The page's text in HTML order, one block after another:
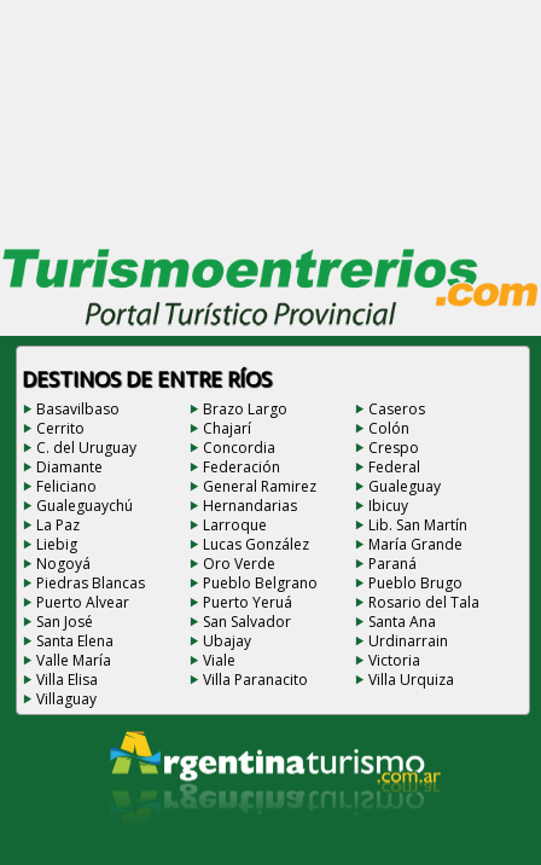
DESTINOS DE ENTRE RÍOS
Basavilbaso Brazo Largo
Caseros
Cerrito
Chajarí
Colón
C. del Uruguay
Concordia
Crespo
Diamante
Federación
Federal
Feliciano
General Ramirez
Gualeguay
Gualeguaychú
Hernandarias
Ibicuy
La Paz
Larroque
Lib. San Martín
Liebig
Lucas González
María Grande
Nogoyá
Oro Verde
Paraná
Piedras Blancas
Pueblo Belgrano
Pueblo Brugo
Puerto Alvear
Puerto Yeruá
Rosario del Tala
San José
San Salvador
Santa Ana
Santa Elena
Ubajay
Urdinarrain
Valle María
Viale
Victoria
Villa Elisa
Villa Paranacito
Villa Urquiza
Villaguay